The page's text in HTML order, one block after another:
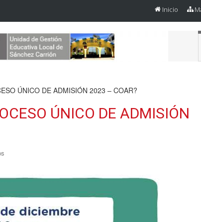
Inicio
ÚNICO DE ADMISIÓN 2023 – COAR?
ÚNICO DE ADMISIÓN